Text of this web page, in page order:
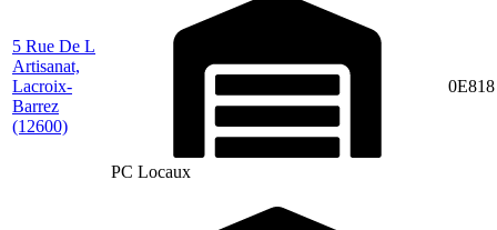
5 Rue De L
Artisanat,
Lacroix-
Barrez
(12600)
PC Locaux
0E818